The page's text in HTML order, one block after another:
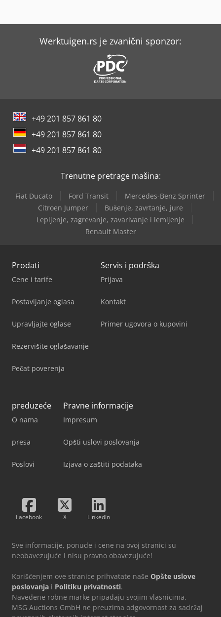
Werktuigen.rs je zvanični sponzor:
+49 201 857 861 80
+49 201 857 861 80
+49 201 857 861 80
Trenutne pretrage mašina:
Fiat Ducato Ford Transit
Mercedes-Benz Sprinter
Citroen Jumper
Bušenje, zavrtanje, jure
Lepljenje, zagrevanje, zavarivanje i lemljenje
Renault Master
Prodati
Cene i tarife
Postavljanje oglasa
Upravljajte oglase
Rezervišite oglašavanje
Pečat poverenja
Servis i podrška
Prijava
Kontakt
Primer ugovora o kupovini
preduzeće
O nama
presa
Poslovi
Pravne informacije
Impresum
Opšti uslovi poslovanja
Izjava o zaštiti podataka
Facebook X LinkedIn
Sve informacije, ponude i cene na ovoj stranici su
neobavezujuće i nisu pravno obavezujuće!
Korišćenjem ove stranice prihvatate naše Opšte uslove
poslovanja i Politiku privatnosti.
Navedene robne marke pripadaju svojim vlasnicima.
MSG Auctions GmbH ne preuzima odgovornost za sadržaj